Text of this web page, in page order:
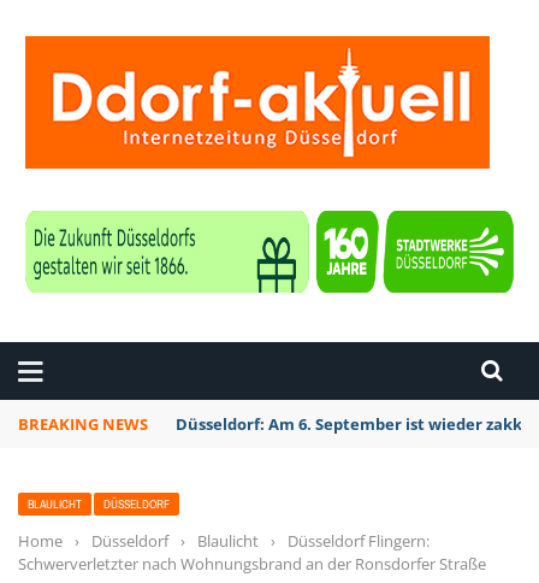
BREAKING NEWS Düsseldorf: Am 6. September ist wieder zakk
BLAULICHT DÜSSELDORF
Home › Düsseldorf › Blaulicht ›
Düsseldorf Flingern:
Schwerverletzter nach Wohnungsbrand an der Ronsdorfer Straße